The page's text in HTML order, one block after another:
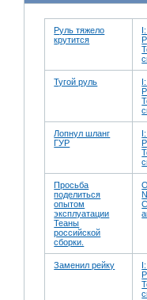
Руль тяжело
крутится
Тугой руль
Лопнул шланг
ГУР
Просьба
поделиться
опытом
эксплуатации
Теаны
российской
сборки.
Заменил рейку